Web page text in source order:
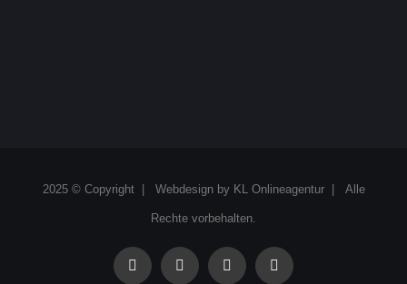
2025 © Copyright | Webdesign by KL Onlineagentur| Alle
Rechte vorbehalten.
facebook instagram linkedin xing